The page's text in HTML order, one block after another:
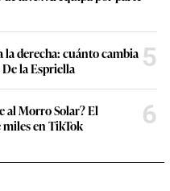
derecha: cuánto cambia
la Espriella
5
al Morro Solar? El
miles en TikTok
6